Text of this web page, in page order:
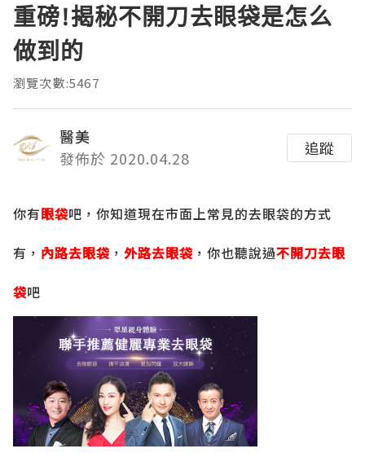
重磅!揭秘不開刀去眼袋是怎么
做到的
瀏覽次數:5467
醫美
發佈於 2020.04.28
追蹤
你有眼袋吧，你知道現在市面上常見的去眼袋的方式
有， 內路去眼袋 ， 外路去眼袋 ，你也聽說過不開刀去眼
袋吧